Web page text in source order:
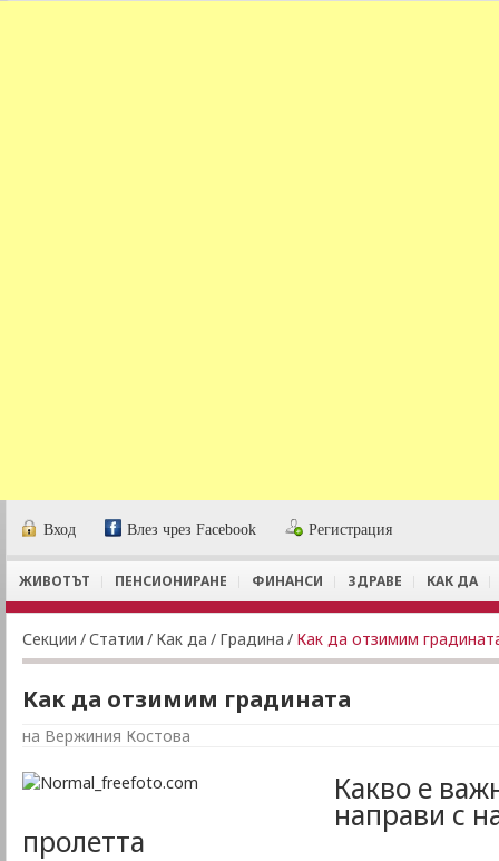
Вход Влез чрез Facebook Регистрация
ЖИВОТЪТ ПЕНСИОНИРАНЕ ФИНАНСИ ЗДРАВЕ КАК ДА
Секции /Статии / Как да / Градина / Как да отзимим
Как да отзимим градината
на Вeржиния Костова
Какво е
направи с
пролетта